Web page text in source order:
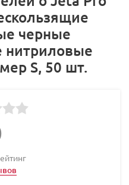
черные
нитриловые
S, 50 шт.